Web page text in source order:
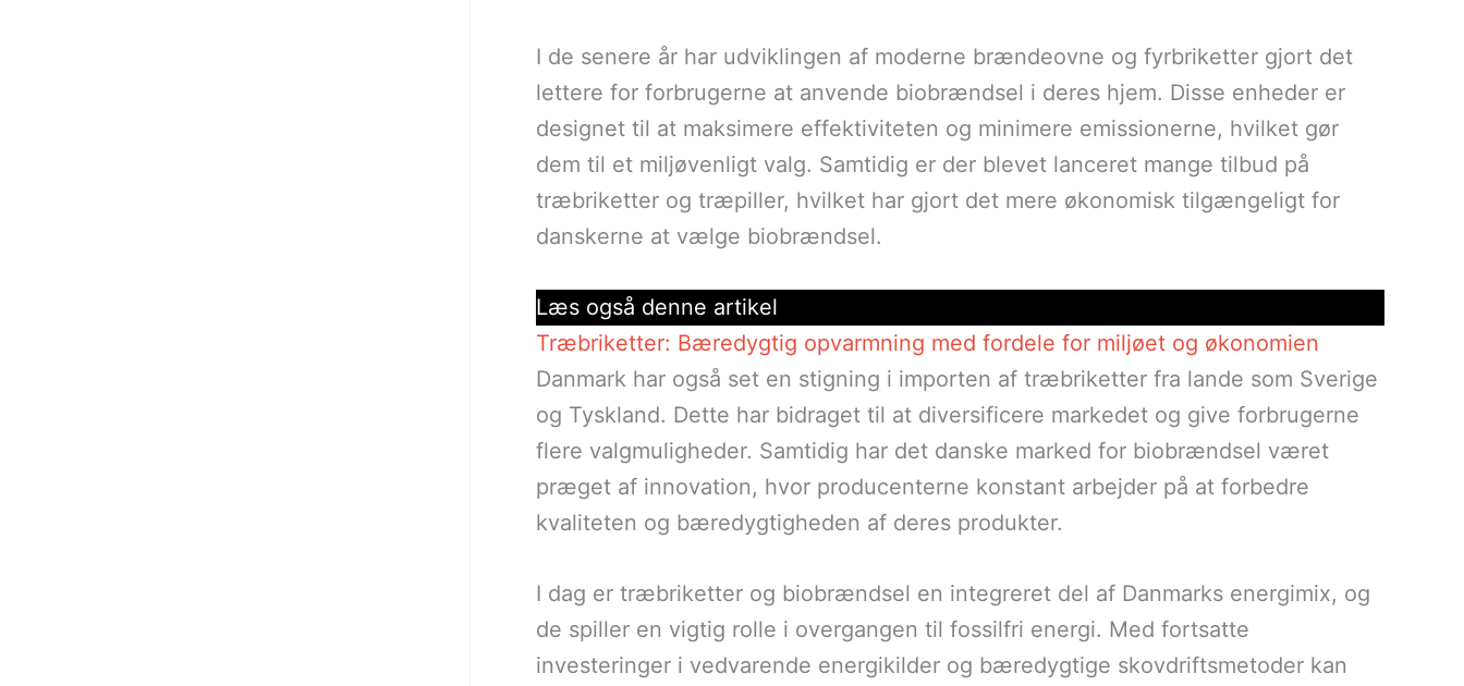
I de senere år har udviklingen af moderne brændeovne og fyrbriketter gjort det
lettere for forbrugerne at anvende biobrændsel i deres hjem. Disse enheder er
designet til at maksimere effektiviteten og minimere emissionerne, hvilket gør
dem til et miljøvenligt valg. Samtidig er der blevet lanceret mange tilbud på
træbriketter og træpiller, hvilket har gjort det mere økonomisk tilgængeligt for
danskerne at vælge biobrændsel.
Læs også denne artikel
Træbriketter: Bæredygtig opvarmning med fordele for miljøet og økonomien
Danmark har også set en stigning i importen af træbriketter fra lande som Sverige
og Tyskland. Dette har bidraget til at diversificere markedet og give forbrugerne
flere valgmuligheder. Samtidig har det danske marked for biobrændsel været
præget af innovation, hvor producenterne konstant arbejder på at forbedre
kvaliteten og bæredygtigheden af deres produkter.
I dag er træbriketter og biobrændsel en integreret del af Danmarks energimix, og
de spiller en vigtig rolle i overgangen til fossilfri energi. Med fortsatte
investeringer i vedvarende energikilder og bæredygtige skovdriftsmetoder kan